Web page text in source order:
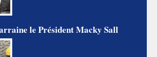
le Président Macky Sall